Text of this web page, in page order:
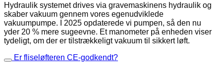
Hydraulik systemet drives via gravemaskinens hydraulik og
skaber vakuum gennem vores egenudviklede
vakuumpumpe. I 2025 opdaterede vi pumpen, så den nu
yder 20 % mere sugeevne. Et manometer på enheden viser
tydeligt, om der er tilstrækkeligt vakuum til sikkert løft.
Er fliseløfteren CE-godkendt?